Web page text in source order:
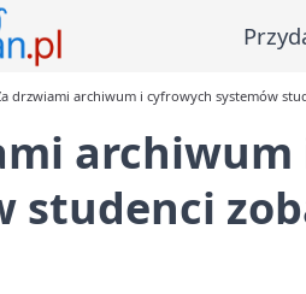
drzwiami archiwum i cyfrowych systemów
archiwum
studenci